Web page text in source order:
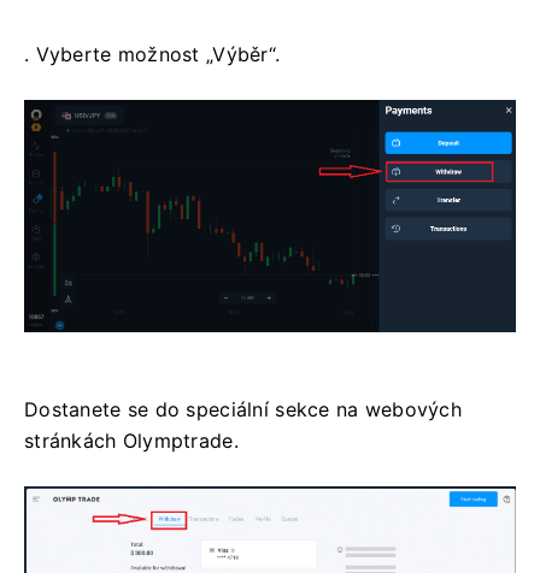
. Vyberte možnost „Výběr“.
Dostanete se do speciální sekce na webových
stránkách Olymptrade.